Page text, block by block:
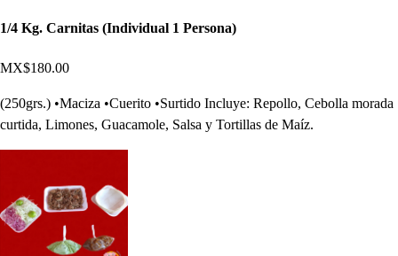
1/4 Kg. Carnitas (Individual 1 Persona)
MX$180.00
(250grs.) •Maciza •Cuerito •Surtido Incluye: Repollo, Cebolla morada
curtida, Limones, Guacamole, Salsa y Tortillas de Maíz.